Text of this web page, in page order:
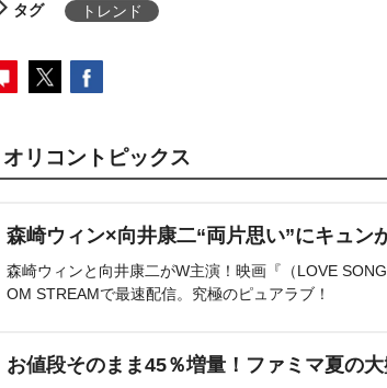
タグ トレンド
オリコントピックス
森崎ウィン×向井康二“両片思い”にキュン
森崎ウィンと向井康二がW主演！映画『（LOVE
OM STREAMで最速配信。究極のピュアラブ！
お値段そのまま45％増量！ファミマ夏の